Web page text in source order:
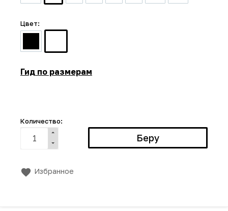
Цвет:
Гид по размерам
Количество:
Избранное